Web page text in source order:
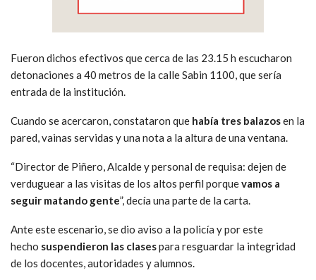
Fueron dichos efectivos que cerca de las 23.15 h escucharon
detonaciones a 40 metros de la calle Sabin 1100, que sería
entrada de la institución.
Cuando se acercaron, constataron que había tres balazosen la
pared, vainas servidas y una nota a la altura de una ventana.
“Director de Piñero, Alcalde y personal de requisa: dejen de
verduguear a las visitas de los altos perfil porquevamos a
seguir matando gente”, decía una parte de la carta.
Ante este escenario, se dio aviso a la policía y por este
hecho suspendieron las clasespara resguardar la integridad
de los docentes, autoridades y alumnos.